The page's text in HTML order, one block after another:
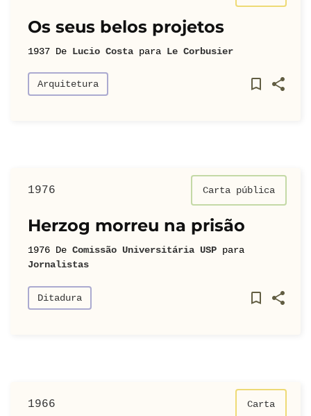
Os seus belos projetos
1937 De Lucio Costa para Le Corbusier
Arquitetura
1976 Carta pública
Herzog morreu na prisão
1976 De Comissão Universitária USP para
Jornalistas
Ditadura
1966 Carta